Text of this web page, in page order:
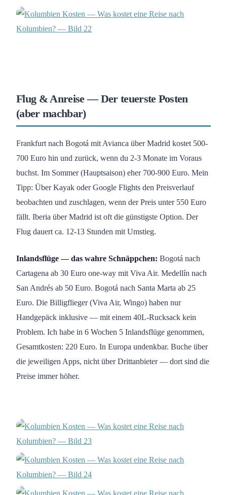
Flug & Anreise — Der teuerste Posten
(aber machbar)
Frankfurt nach Bogotá mit Avianca über Madrid kostet 500-
700 Euro hin und zurück, wenn du 2-3 Monate im Voraus
buchst. Im Sommer (Hauptsaison) eher 700-900 Euro. Mein
Tipp: Über Kayak oder Google Flights den Preisverlauf
beobachten und zuschlagen, wenn der Preis unter 550 Euro
fällt. Iberia über Madrid ist oft die günstigste Option. Der
Flug dauert ca. 12-13 Stunden mit Umstieg.
Inlandsflüge — das wahre Schnäppchen: Bogotá nach
Cartagena ab 30 Euro one-way mit Viva Air. Medellín nach
San Andrés ab 50 Euro. Bogotá nach Santa Marta ab 25
Euro. Die Billigflieger (Viva Air, Wingo) haben nur
Handgepäck inklusive — mit einem 40L-Rucksack kein
Problem. Ich habe in 6 Wochen 5 Inlandsflüge genommen,
Gesamtkosten: 220 Euro. In Europa undenkbar. Buche über
die jeweiligen Apps, nicht über Drittanbieter — dort sind die
Preise immer höher.